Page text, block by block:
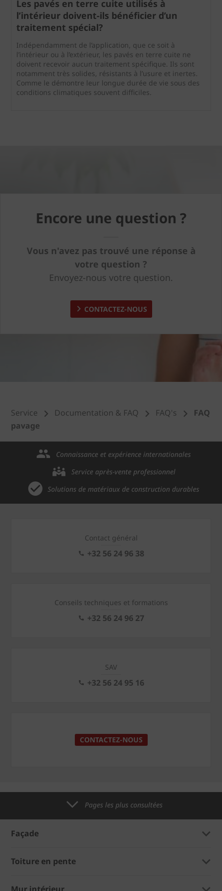
Les pavés en terre cuite utilisés à
l’intérieur doivent-ils bénéficier d’un
traitement spécial?
Indépendamment de l’application, que ce soit à
l’intérieur ou à l’extérieur, les pavés en terre cuite ne
doivent recevoir aucun traitement spécifique. Ils sont
notamment très solides, résistants à l’usure et inertes.
Comme le démontre leur longue durée de vie sous des
conditions climatiques souvent difficiles.
Encore une question ?
Vous n'avez pas trouvé une réponse à
votre question ?
Envoyez-nous votre question.
CONTACTEZ-NOUS
Service Documentation & FAQ FAQ's
FAQ
pavage
Connaissance et expérience internationales
Service après-vente professionnel
Solutions de matériaux de construction durables
Contact général
+32 56 24 96 38
Conseils techniques et formations
+32 56 24 96 27
SAV
+32 56 24 95 16
CONTACTEZ-NOUS
Pages les plus consultées
Façade
Toiture en pente